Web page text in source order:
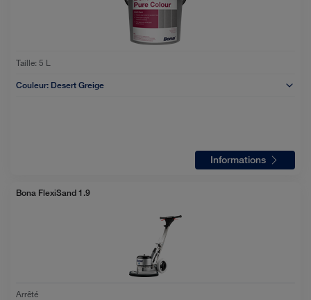
Taille: 5 L
Couleur: Desert Greige
Informations
Bona FlexiSand 1.9
Arrêté